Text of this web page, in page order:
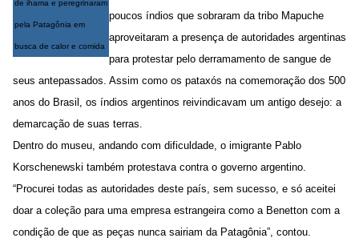
de ihama e peregrinaram
pela Patagônia em
busca de calor e comida
poucos índios que sobraram da tribo Mapuche
aproveitaram a presença de autoridades argentinas
para protestar pelo derramamento de sangue de
seus antepassados. Assim como os pataxós na comemoração dos 500
anos do Brasil, os índios argentinos reivindicavam um antigo desejo: a
demarcação de suas terras.
Dentro do museu, andando com dificuldade, o imigrante Pablo
Korschenewski também protestava contra o governo argentino.
“Procurei todas as autoridades deste país, sem sucesso, e só aceitei
doar a coleção para uma empresa estrangeira como a Benetton com a
condição de que as peças nunca sairiam da Patagônia”, contou.